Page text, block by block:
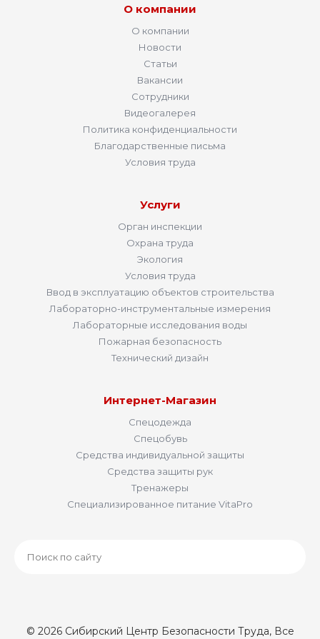
О компании
О компании
Новости
Статьи
Вакансии
Сотрудники
Видеогалерея
Политика конфиденциальности
Благодарственные письма
Условия труда
Услуги
Орган инспекции
Охрана труда
Экология
Условия труда
Ввод в эксплуатацию объектов строительства
Лабораторно-инструментальные измерения
Лабораторные исследования воды
Пожарная безопасность
Технический дизайн
Интернет-Магазин
Спецодежда
Спецобувь
Средства индивидуальной защиты
Средства защиты рук
Тренажеры
Специализированное питание VitaPro
© 2026 Сибирский Центр Безопасности Труда, Все